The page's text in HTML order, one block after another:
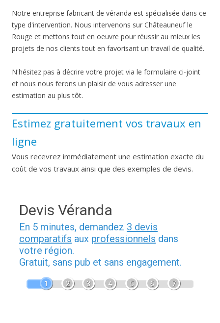
Notre entreprise fabricant de véranda est spécialisée dans ce
type d'intervention. Nous intervenons sur Châteauneuf le
Rouge et mettons tout en oeuvre pour réussir au mieux les
projets de nos clients tout en favorisant un travail de qualité.
N'hésitez pas à décrire votre projet via le formulaire ci-joint
et nous nous ferons un plaisir de vous adresser une
estimation au plus tôt.
Estimez gratuitement vos travaux en
ligne
Vous recevrez immédiatement une estimation exacte du
coût de vos travaux ainsi que des exemples de devis.
Devis Véranda
En 5 minutes, demandez 3 devis
comparatifs aux professionnels dans
votre région.
Gratuit, sans pub et sans engagement.
1 2 3 4 5 6 7